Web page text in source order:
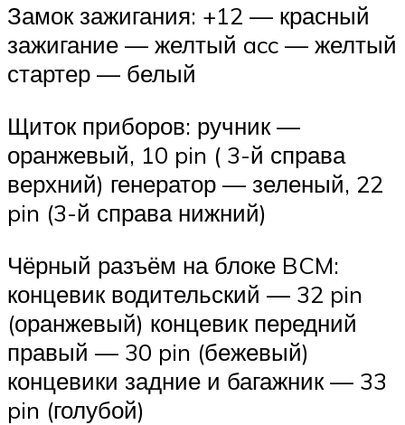
Замок зажигания: +12 — красный
зажигание — желтый acc — желтый
стартер — белый
Щиток приборов: ручник —
оранжевый, 10 pin ( 3-й справа
верхний) генератор — зеленый, 22
pin (3-й справа нижний)
Чёрный разъём на блоке BCM:
концевик водительский — 32 pin
(оранжевый) концевик передний
правый — 30 pin (бежевый)
концевики задние и багажник — 33
pin (голубой)